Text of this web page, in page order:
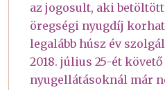
az jogosult, aki
öregségi nyugdíj
legalább húsz év
2018. július 25-ét
nyugellátásoknál már